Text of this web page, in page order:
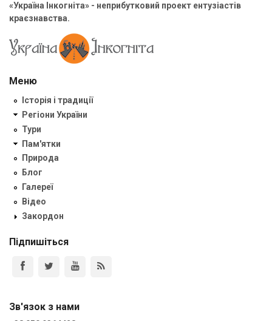
«Україна Інкогніта» - неприбутковий проект ентузіастів
краєзнавства.
Меню
Історія і традиції
Регіони України
Тури
Пам'ятки
Природа
Блог
Галереї
Відео
Закордон
Підпишіться
Зв'язок з нами